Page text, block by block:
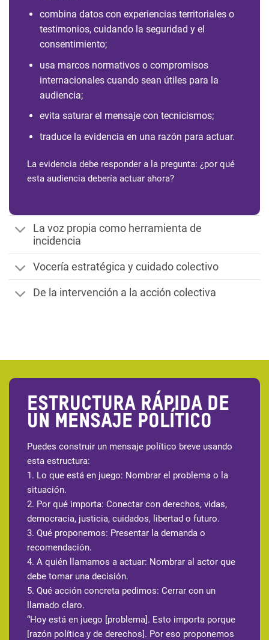
combina datos con experiencias territoriales o
testimonios, cuidando la seguridad y el
consentimiento;
usa marcos normativos o compromisos
internacionales cuando sean útiles para la
audiencia;
evita saturar el mensaje con tecnicismos;
traduce la evidencia en una razón para actuar.
La evidencia debe responder a la pregunta: ¿por qué
esta audiencia debería actuar ahora?
La voz propia como herramienta de
incidencia
Vocería estratégica y cuidado colectivo
De la intervención a la acción colectiva
Estructura rápida de
un mensaje político
Puedes construir un mensaje político breve usando
esta estructura:
1. Lo que está en juego: Nombrar el problema o la
situación.
2. Por qué importa: Conectar con derechos, vidas,
democracia, justicia, cuidados, libertad o futuro.
3. Qué proponemos: Presentar la demanda o
recomendación.
4. A quién llamamos a actuar: Nombrar al actor que
debe tomar una decisión.
5. Qué acción concreta pedimos: Cerrar con un
llamado claro.
“Hoy está en juego [problema]. Esto importa porque
[razón política y de derechos]. Por eso proponemos